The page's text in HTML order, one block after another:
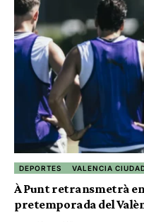
DEPORTES VALENCIA
À Punt retransmetrà
pretemporada del